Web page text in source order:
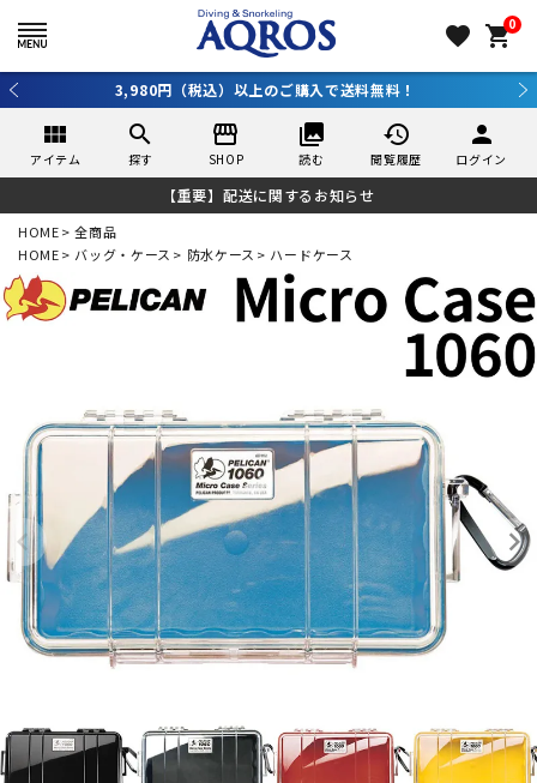
favorite 0
shopping_cart
新規アプリ会員登録で10％OFF！詳しくはコチラ ＞
view_module
アイテム
search
探す
storefront
SHOP
collections
読む
history
閲覧履歴
person
ログイン
【重要】配送に関するお知らせ
HOME
全商品
HOME
バッグ・ケース 防水ケース ハードケース